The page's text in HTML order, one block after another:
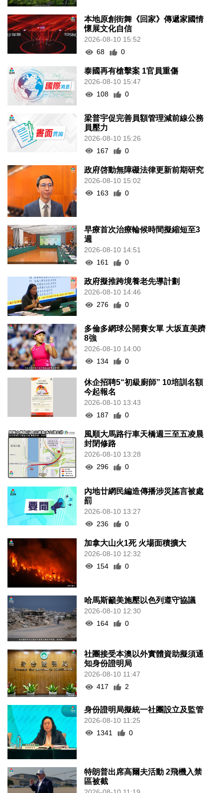
本地原創街舞《回家》傳遞家國情
懷展文化自信
2026-08-10 15:52
68
0
泰國再有槍擊案 1官員重傷
2026-08-10 15:47
108
0
梁普宇促完善員額管理減前線公務
員壓力
2026-08-10 15:26
167
0
政府啓動無障礙法律更新前期研究
2026-08-10 15:02
163
0
早療首次治療輪候時間擬縮短至3
週
2026-08-10 14:51
161
0
政府擬推跨境養老先導計劃
2026-08-10 14:46
276
0
多倫多網球公開賽女單 大坂直美躋
8強
2026-08-10 14:00
134
0
休企招聘5“初級廚師” 10培訓名額
今起報名
2026-08-10 13:43
187
0
風順大馬路行車天橋週三至五凌晨
封閉修路
2026-08-10 13:28
296
0
內地廿網民編造傳播涉災謠言被處
罰
2026-08-10 13:27
236
0
加拿大山火1死 火場面積擴大
2026-08-10 12:32
154
0
哈馬斯籲美施壓以色列遵守協議
2026-08-10 12:30
164
0
社團接受本澳以外實體資助擬須通
知身份證明局
2026-08-10 11:47
417
2
身份證明局擬統一社團設立及監管
2026-08-10 11:25
1341
0
特朗普出席高爾夫活動 2飛機入禁
區被截